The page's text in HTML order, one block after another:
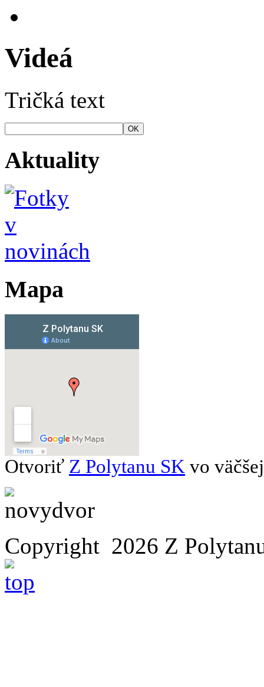
Videá
Tričká text
OK
Aktuality
Mapa
Otvoriť Z Polytanu SK vo
Copyright 2026 Z